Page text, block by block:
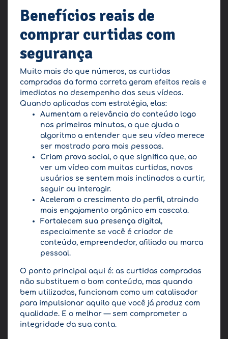
Benefícios reais de
comprar curtidas com
segurança
Muito mais do que números, as curtidas
compradas da forma correta geram efeitos reais e
imediatos no desempenho dos seus vídeos.
Quando aplicadas com estratégia, elas:
Aumentam a relevância do conteúdo logo
nos primeiros minutos, o que ajuda o
algoritmo a entender que seu vídeo merece
ser mostrado para mais pessoas.
Criam prova social, o que significa que, ao
ver um vídeo com muitas curtidas, novos
usuários se sentem mais inclinados a curtir,
seguir ou interagir.
Aceleram o crescimento do perfil, atraindo
mais engajamento orgânico em cascata.
Fortalecem sua presença digital,
especialmente se você é criador de
conteúdo, empreendedor, afiliado ou marca
pessoal.
O ponto principal aqui é: as curtidas compradas
não substituem o bom conteúdo, mas quando
bem utilizadas, funcionam como um catalisador
para impulsionar aquilo que você já produz com
qualidade. E o melhor — sem comprometer a
integridade da sua conta.